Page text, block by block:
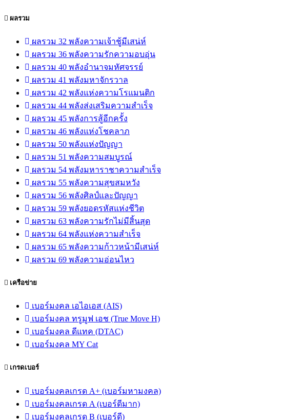
ผลรวม
ผลรวม 32 พลังความเจ้าชู้มีเสน่ห์
ผลรวม 36 พลังความรักความอบอุ่น
ผลรวม 40 พลังอำนาจมหัศจรรย์
ผลรวม 41 พลังมหาจักรวาล
ผลรวม 42 พลังแห่งความโรแมนติก
ผลรวม 44 พลังส่งเสริมความสำเร็จ
ผลรวม 45 พลังการสู้อีกครั้ง
ผลรวม 46 พลังแห่งโชคลาภ
ผลรวม 50 พลังแห่งปัญญา
ผลรวม 51 พลังความสมบูรณ์
ผลรวม 54 พลังมหาราชาความสำเร็จ
ผลรวม 55 พลังความสุขสมหวัง
ผลรวม 56 พลังศิลป์และปัญญา
ผลรวม 59 พลังยอดรหัสแห่งชีวิต
ผลรวม 63 พลังความรักไม่มีสิ้นสุด
ผลรวม 64 พลังแห่งความสำเร็จ
ผลรวม 65 พลังความก้าวหน้ามีเสน่ห์
ผลรวม 69 พลังความอ่อนไหว
เครือข่าย
เบอร์มงคล เอไอเอส (AIS)
เบอร์มงคล ทรูมูฟ เอช (True Move H)
เบอร์มงคล ดีแทค (DTAC)
เบอร์มงคล MY Cat
เกรดเบอร์
เบอร์มงคลเกรด A+ (เบอร์มหามงคล)
เบอร์มงคลเกรด A (เบอร์ดีมาก)
เบอร์มงคลเกรด B (เบอร์ดี)